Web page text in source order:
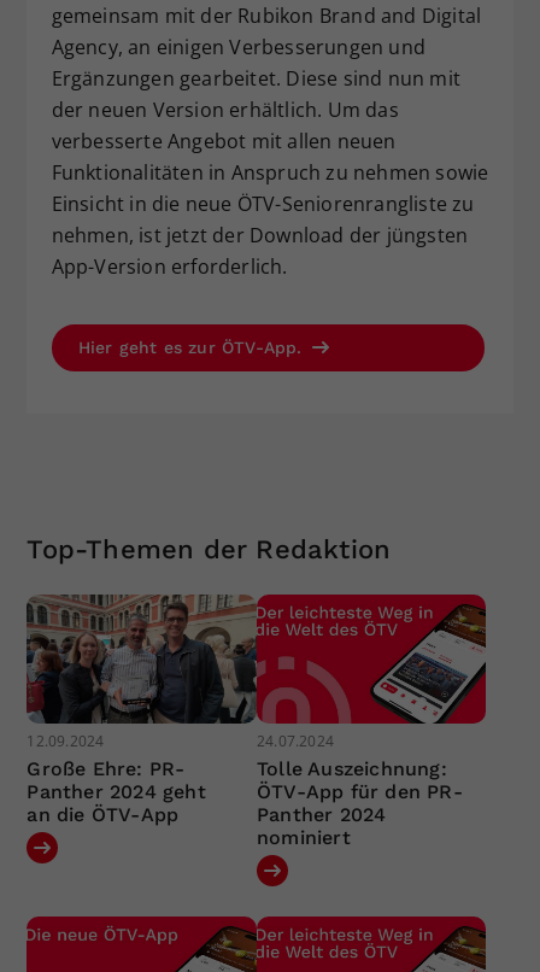
gemeinsam mit der Rubikon Brand and Digital
Agency, an einigen Verbesserungen und
Ergänzungen gearbeitet. Diese sind nun mit
der neuen Version erhältlich. Um das
verbesserte Angebot mit allen neuen
Funktionalitäten in Anspruch zu nehmen sowie
Einsicht in die neue ÖTV-Seniorenrangliste zu
nehmen, ist jetzt der Download der jüngsten
App-Version erforderlich.
Hier geht es zur ÖTV-App.
Top-Themen der Redaktion
12.09.2024
Große Ehre: PR-
Panther 2024 geht
an die ÖTV-App
24.07.2024
Tolle Auszeichnung:
ÖTV-App für den PR-
Panther 2024
nominiert
Zweck
Dieser Wert speichert Ihre Consent-
Einstellungen. Unter anderem eine
zufällig generierte ID, für die
historische Speicherung Ihrer
vorgenommen Einstellungen, falls der
Webseiten-Betreiber dies eingestellt